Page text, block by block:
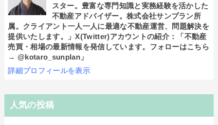
スター。豊富な専門知識と実務経験を活かした
不動産アドバイザー。株式会社サンプラン所
属。クライアント一人一人に最適な不動産運営、問題解決を
提供いたします。」X(Twitter)アカウントの紹介：「不動産
売買・相場の最新情報を発信しています。フォローはこちら
→ @kotaro_sunplan」
詳細プロフィールを表示
人気の投稿